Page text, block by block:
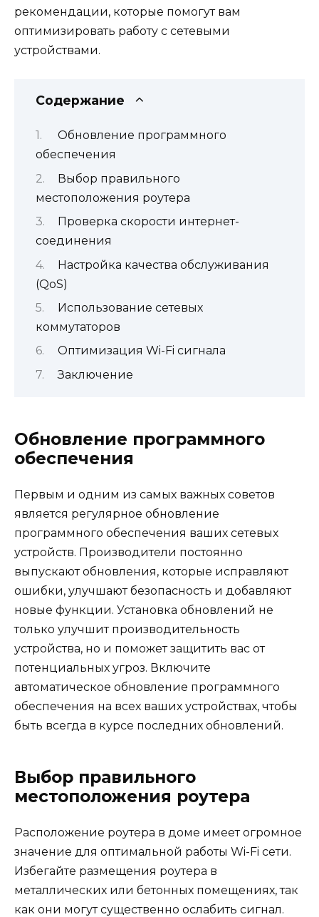
рекомендации, которые помогут вам
оптимизировать работу с сетевыми
устройствами.
Содержание
Обновление программного
обеспечения
Выбор правильного
местоположения роутера
Проверка скорости интернет-
соединения
Настройка качества обслуживания
(QoS)
Использование сетевых
коммутаторов
Оптимизация Wi-Fi сигнала
Заключение
Обновление программного
обеспечения
Первым и одним из самых важных советов
является регулярное обновление
программного обеспечения ваших сетевых
устройств. Производители постоянно
выпускают обновления, которые исправляют
ошибки, улучшают безопасность и добавляют
новые функции. Установка обновлений не
только улучшит производительность
устройства, но и поможет защитить вас от
потенциальных угроз. Включите
автоматическое обновление программного
обеспечения на всех ваших устройствах, чтобы
быть всегда в курсе последних обновлений.
Выбор правильного
местоположения роутера
Расположение роутера в доме имеет огромное
значение для оптимальной работы Wi-Fi сети.
Избегайте размещения роутера в
металлических или бетонных помещениях, так
как они могут существенно ослабить сигнал.